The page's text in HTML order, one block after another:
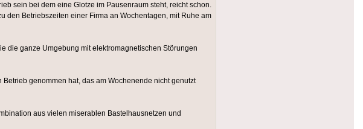
sein bei dem eine Glotze im Pausenraum steht, reicht schon.
den Betriebszeiten einer Firma an Wochentagen, mit Ruhe am
die ganze Umgebung mit elektromagnetischen Störungen
genommen hat, das am Wochenende nicht genutzt
aus vielen miserablen Bastelhausnetzen und